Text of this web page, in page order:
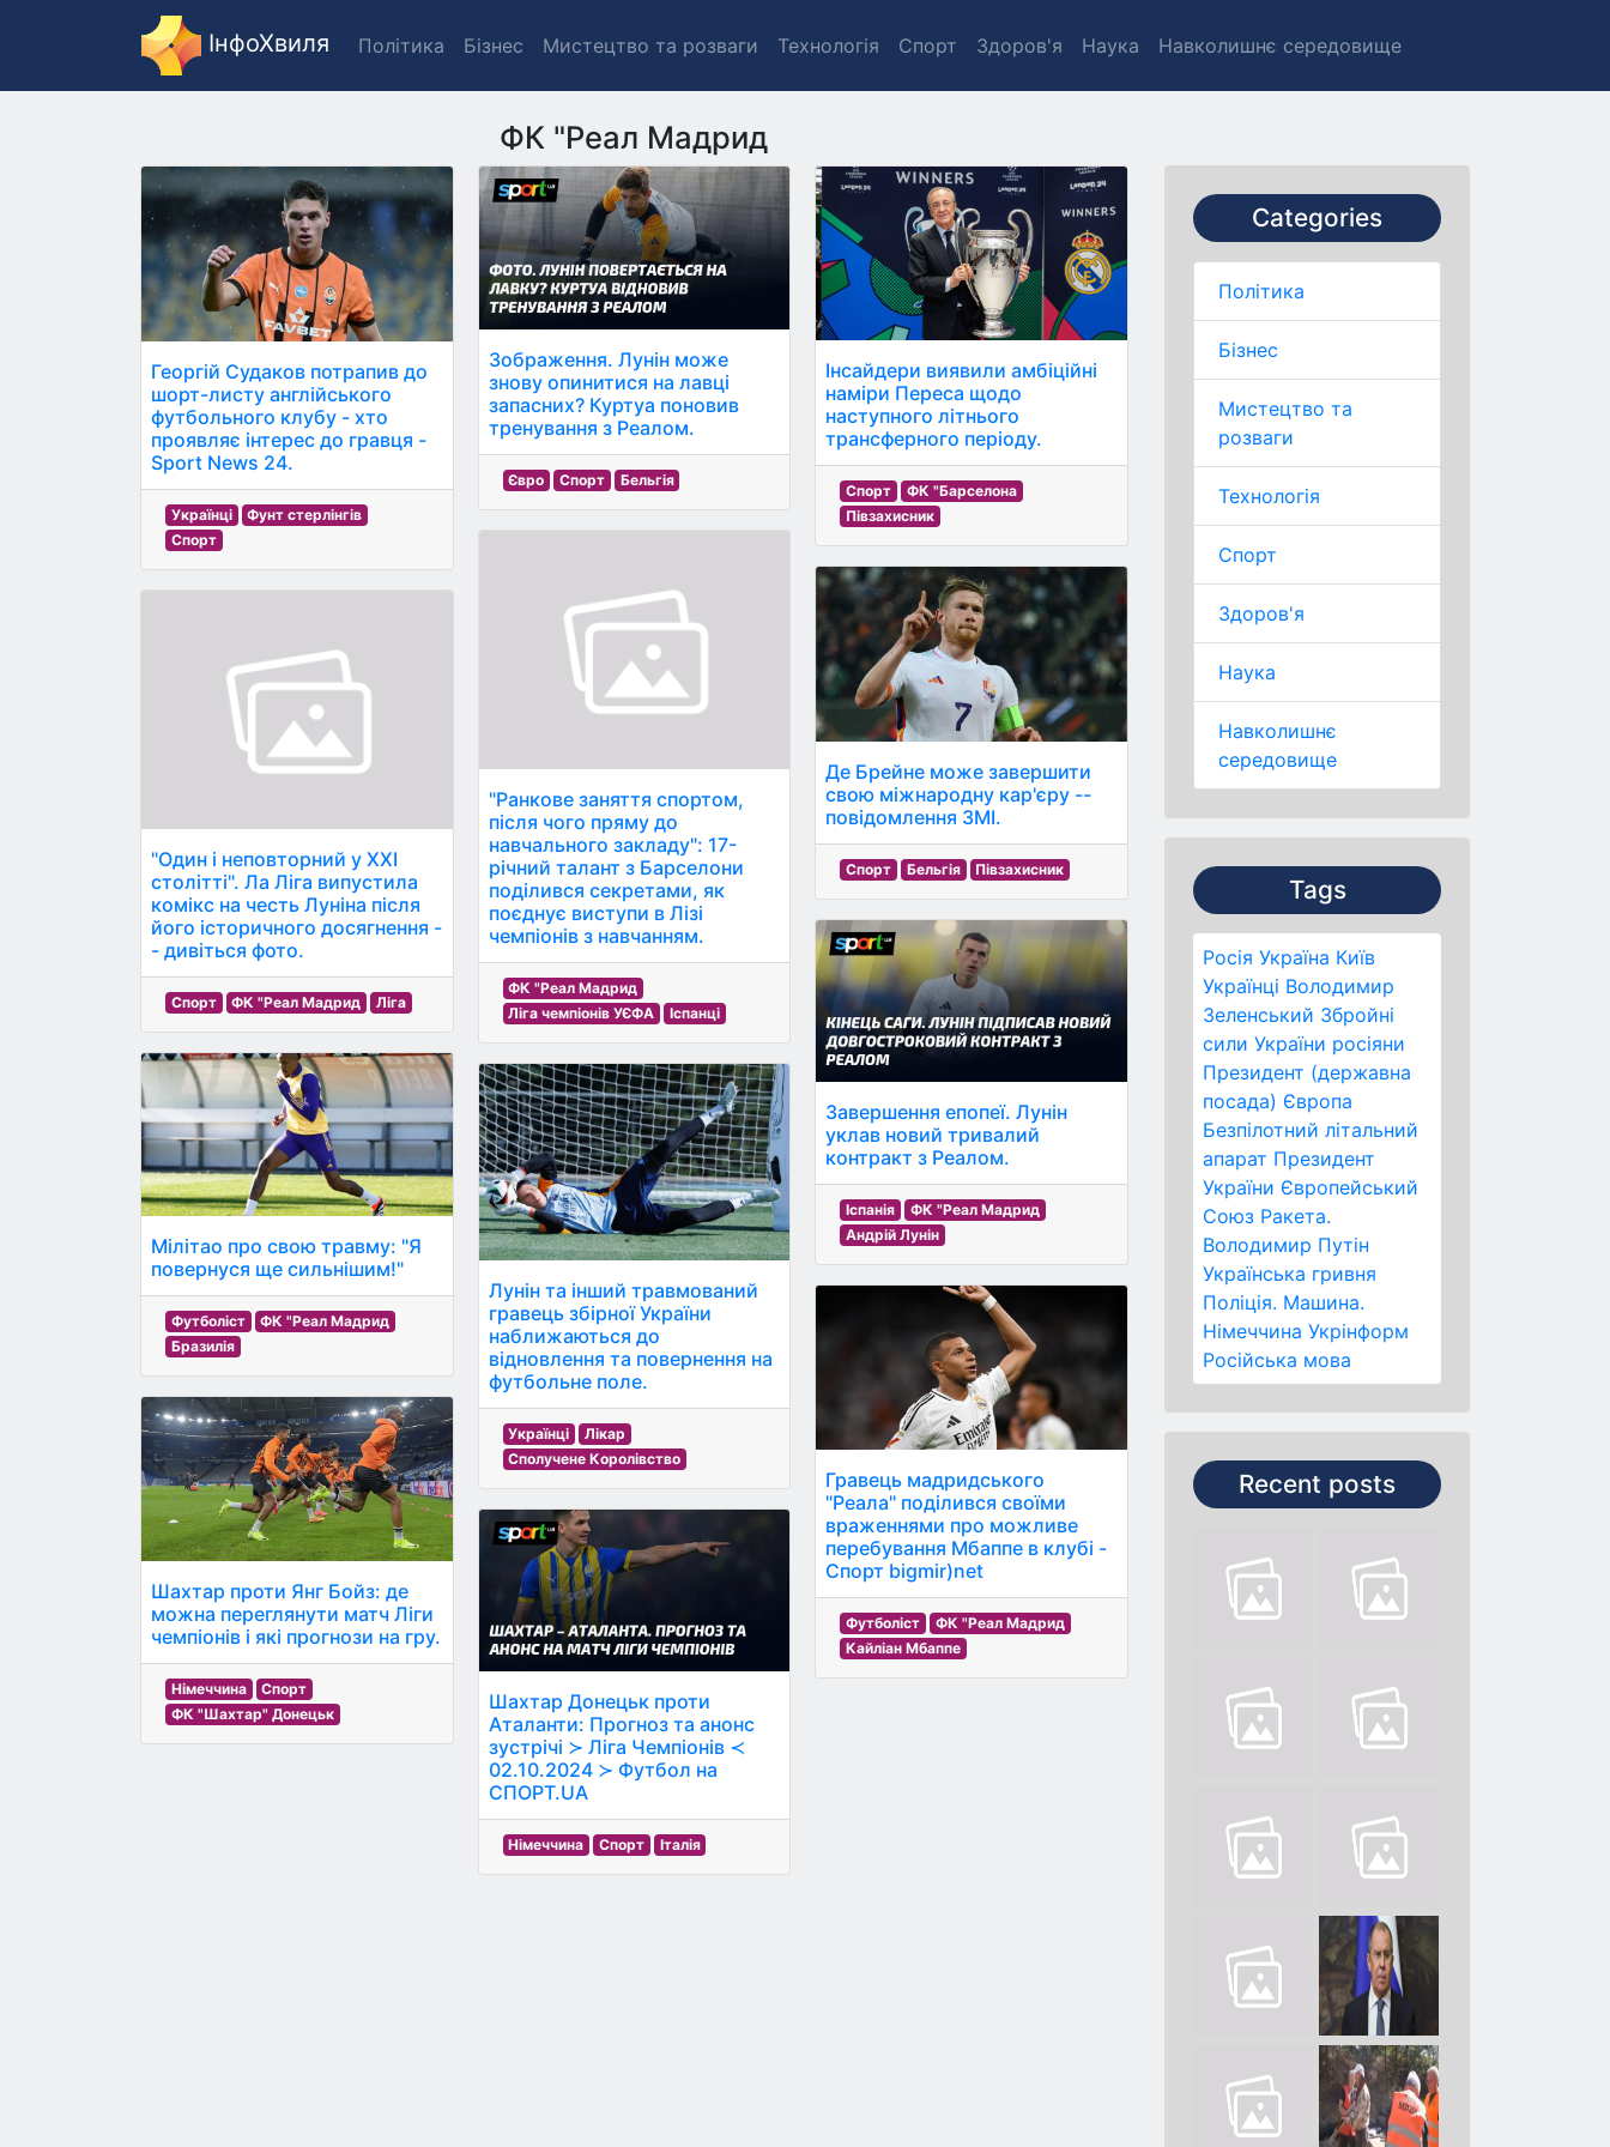
ІнфоХвиля Політика Бізнес Мистецтво та розваги Технологія Спорт Здоров'я Наука Навколишнє середовище
ФК "Реал Мадрид
Categories
Політика
Бізнес
Мистецтво та
розваги
Технологія
Спорт
Здоров'я
Наука
Навколишнє
середовище
Tags
Росія Україна Київ
Українці Володимир
Зеленський Збройні
сили України росіяни
Президент (державна
посада) Європа
Безпілотний літальний
апарат Президент
України Європейський
Союз Ракета.
Володимир Путін
Українська гривня
Поліція. Машина.
Німеччина Укрінформ
Російська мова
Recent posts
Георгій Судаков потрапив до
шорт-листу англійського
футбольного клубу - хто
проявляє інтерес до гравця -
Sport News 24.
Українці
Фунт стерлінгів
Спорт
"Один і неповторний у XXI
столітті". Ла Ліга випустила
комікс на честь Луніна після
його історичного досягнення -
- дивіться фото.
Спорт ФК "Реал Мадрид Ліга
Мілітао про свою травму: "Я
повернуся ще сильнішим!"
Футболіст
ФК "Реал Мадрид
Бразилія
Шахтар проти Янг Бойз: де
можна переглянути матч Ліги
чемпіонів і які прогнози на гру.
Німеччина
Спорт
ФК "Шахтар" Донецьк
Зображення. Лунін може
знову опинитися на лавці
запасних? Куртуа поновив
тренування з Реалом.
Євро Спорт Бельгія
"Ранкове заняття спортом,
після чого пряму до
навчального закладу": 17-
річний талант з Барселони
поділився секретами, як
поєднує виступи в Лізі
чемпіонів з навчанням.
ФК "Реал Мадрид
Ліга чемпіонів УЄФА
Іспанці
Лунін та інший травмований
гравець збірної України
наближаються до
відновлення та повернення на
футбольне поле.
Українці
Лікар
Сполучене Королівство
Шахтар Донецьк проти
Аталанти: Прогноз та анонс
зустрічі ≻ Ліга Чемпіонів ≺
02.10.2024 ≻ Футбол на
СПОРТ.UA
Німеччина Спорт Італія
Інсайдери виявили амбіційні
наміри Переса щодо
наступного літнього
трансферного періоду.
Спорт
ФК "Барселона
Півзахисник
Де Брейне може завершити
свою міжнародну кар'єру --
повідомлення ЗМІ.
Спорт Бельгія Півзахисник
Завершення епопеї. Лунін
уклав новий тривалий
контракт з Реалом.
Іспанія
ФК "Реал Мадрид
Андрій Лунін
Гравець мадридського
"Реала" поділився своїми
враженнями про можливе
перебування Мбаппе в клубі -
Спорт bigmir)net
Футболіст
ФК "Реал Мадрид
Кайліан Мбаппе